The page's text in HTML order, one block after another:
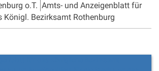
o.T. Amts- und Anzeigenblatt für
Königl. Bezirksamt Rothenburg